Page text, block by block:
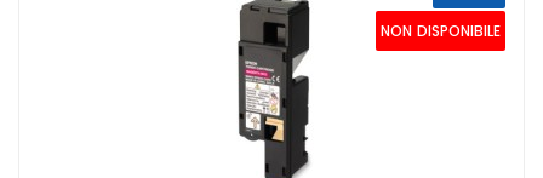
NON DISPONIBILE